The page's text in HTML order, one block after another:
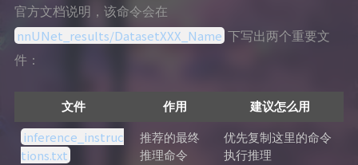
官方文档说明，该命令会在
nnUNet_results/DatasetXXX_Name 下写出两个重要文
件：
文件 作用 建议怎么用
inference_instruc
tions.txt
推荐的最终
推理命令
优先复制这里的命令
执行推理